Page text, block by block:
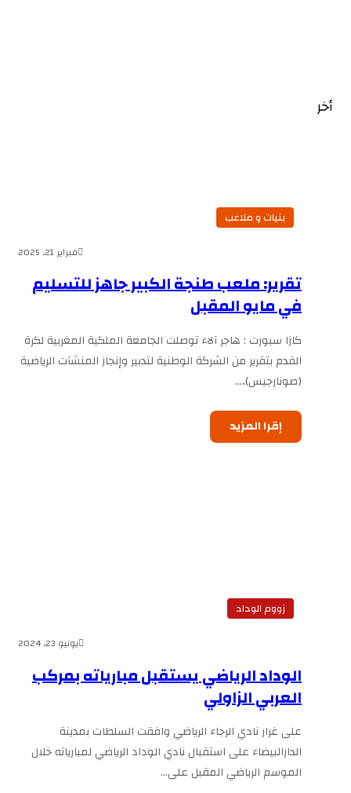
بنيات و ملاعب
فبراير 21, 2025
تقرير: ملعب طنجة الكبير جاهز للتسليم
في مايو المقبل
كازا سبورت : هاجر آلاء توصلت الجامعة الملكية المغربية لكرة
القدم بتقرير من الشركة الوطنية لتدبير وإنجاز المنشآت الرياضية
(صونارجيس)،…
إقرا المزيد
زووم الوداد
يونيو 23, 2024
الوداد الرياضي يستقبل مبارياته بمركب
العربي الزاولي
على غرار نادي الرجاء الرياضي وافقت السلطات بمدينة
الدارالبيضاء على استقبال نادي الوداد الرياضي لمبارياته خلال
الموسم الرياضي المقبل على…
أخر